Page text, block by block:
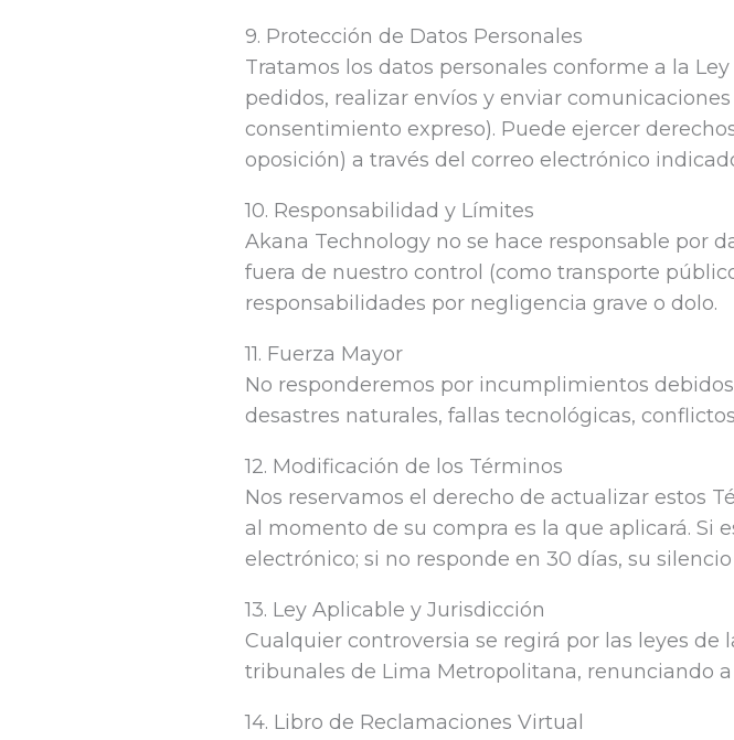
9. Protección de Datos Personales
Tratamos los datos personales conforme a la
pedidos, realizar envíos y enviar
consentimiento expreso). Puede ejercer
oposición) a través del correo electrónico
10. Responsabilidad y Límites
Akana Technology no se hace responsable por
fuera de nuestro control (como transporte
responsabilidades por negligencia grave o dolo.
11. Fuerza Mayor
No responderemos por incumplimientos
desastres naturales, fallas tecnológicas,
12. Modificación de los Términos
Nos reservamos el derecho de actualizar estos
al momento de su compra es la que aplicará. Si
electrónico; si no responde en 30 días, su
13. Ley Aplicable y Jurisdicción
Cualquier controversia se regirá por las leyes de
tribunales de Lima Metropolitana, renunciando
14. Libro de Reclamaciones Virtual